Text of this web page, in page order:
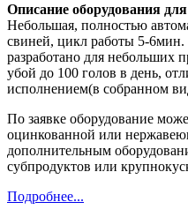
Описание оборудования
Небольшая, полностью
свиней, цикл работы 5-
разработано для небольших
убой до 100 голов в день,
исполнением(в собранном
По заявке оборудование
оцинкованной или
дополнительным
субпродуктов или
Подробнее...